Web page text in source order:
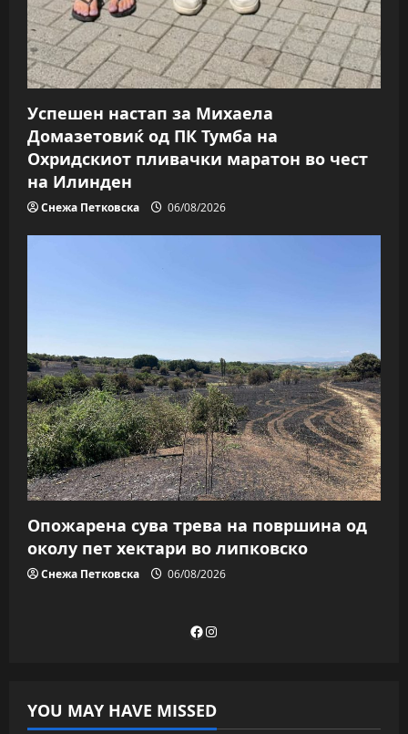
Успешен настап за Михаела
Домазетовиќ од ПК Тумба на
Охридскиот пливачки маратон во чест
на Илинден
Снежа Петковска 06/08/2026
Опожарена сува трева на површина од
околу пет хектари во липковско
Снежа Петковска 06/08/2026
Facebook
Instagram
YOU MAY HAVE MISSED